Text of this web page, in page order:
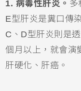
1. 病毒性肝炎。 多
E型肝炎是糞口傳
C、D型肝炎則是
個月以上，就會演
肝硬化、肝癌。